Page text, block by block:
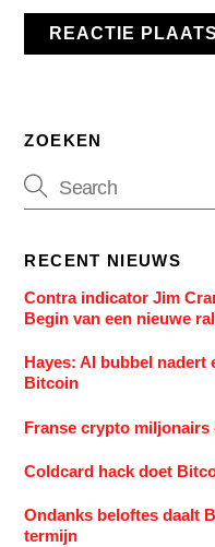
ZOEKEN
RECENT NIEUWS
Contra indicator Jim
Begin van een nieuwe
Hayes: AI bubbel
Bitcoin
Franse crypto
Coldcard hack doet
Ondanks beloftes daalt
termijn